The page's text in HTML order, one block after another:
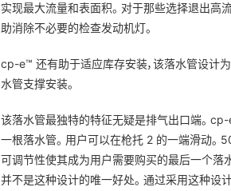
实现最大流量和表面积。 对于那些选择退出高
助消除不必要的检查发动机灯。
cp-e™ 还有助于适应库存安装，该落水管设计
水管支撑安装。
该落水管最独特的特征无疑是排气出口端。
一根落水管。 用户可以在枪托 2 的一端滑动。
可调节性使其成为用户需要购买的最后一个落
并不是这种设计的唯一好处。 通过采用这种设